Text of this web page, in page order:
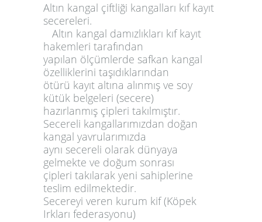
Altın kangal çiftliği kangalları kıf kayıt
secereleri.
Altın kangal damızlıkları kıf kayıt
hakemleri tarafından
yapılan ölçümlerde safkan kangal
özelliklerini taşıdıklarından
ötürü kayıt altına alınmış ve soy
kütük belgeleri (secere)
hazırlanmış çipleri takılmıştır.
Secereli kangallarımızdan doğan
kangal yavrularımızda
aynı secereli olarak dünyaya
gelmekte ve doğum sonrası
çipleri takılarak yeni sahiplerine
teslim edilmektedir.
Secereyi veren kurum kif (Köpek
Irkları federasyonu)